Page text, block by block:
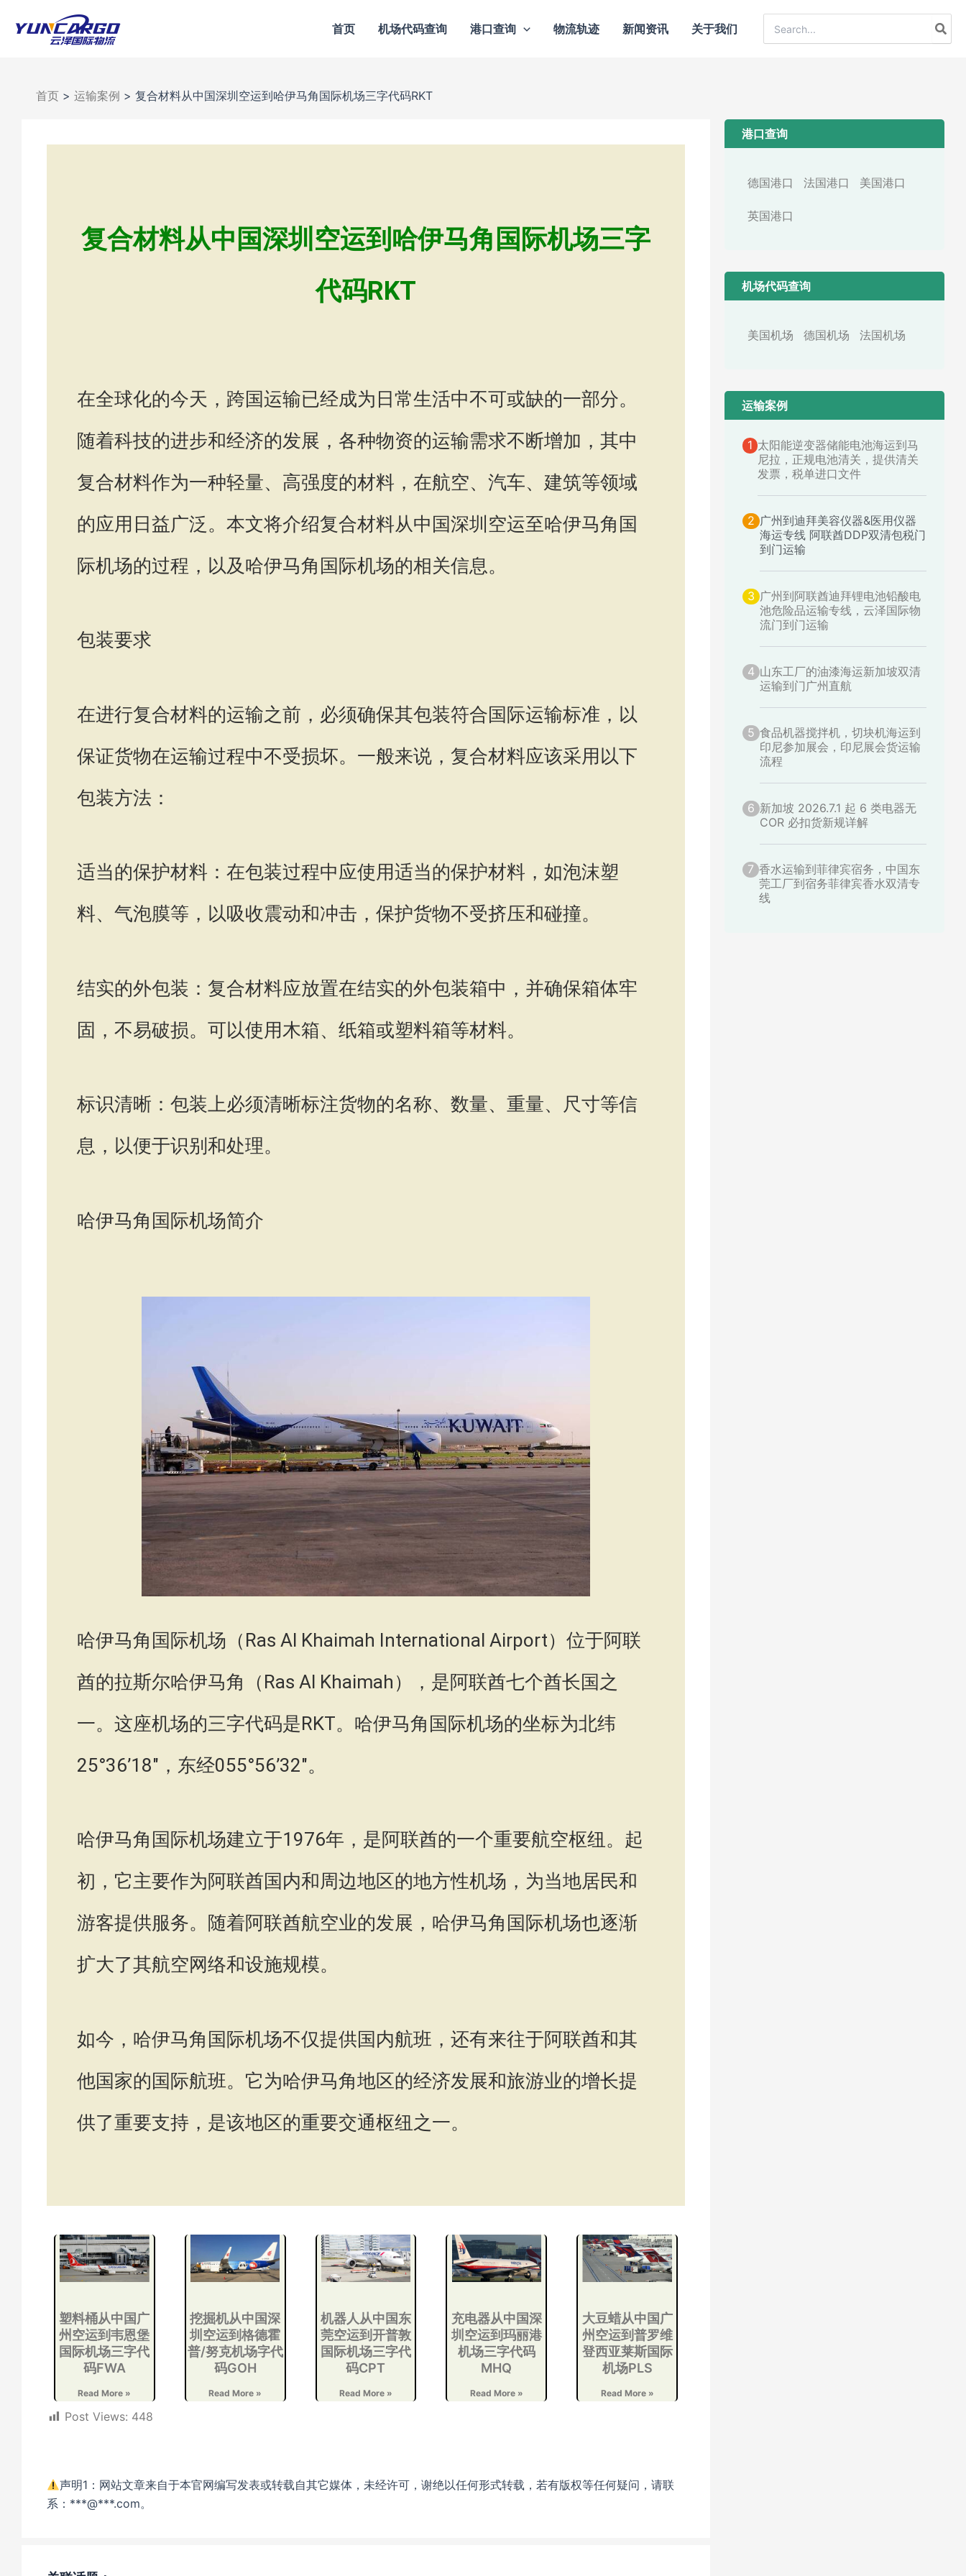
首页 机场代码查询 港口查询 物流轨迹 新闻资讯 关于我们
for:
首页 > 运输案例 > 复合材料从中国深圳空运到哈伊马角国际机场三字代码RKT
复合材料从中国深圳空运到哈伊马角国际机场三字
代码RKT
在全球化的今天，跨国运输已经成为日常生活中不可或缺的一部分。
随着科技的进步和经济的发展，各种物资的运输需求不断增加，其中
复合材料作为一种轻量、高强度的材料，在航空、汽车、建筑等领域
的应用日益广泛。本文将介绍复合材料从中国深圳空运至哈伊马角国
际机场的过程，以及哈伊马角国际机场的相关信息。
包装要求
在进行复合材料的运输之前，必须确保其包装符合国际运输标准，以
保证货物在运输过程中不受损坏。一般来说，复合材料应该采用以下
包装方法：
适当的保护材料：在包装过程中应使用适当的保护材料，如泡沫塑
料、气泡膜等，以吸收震动和冲击，保护货物不受挤压和碰撞。
结实的外包装：复合材料应放置在结实的外包装箱中，并确保箱体牢
固，不易破损。可以使用木箱、纸箱或塑料箱等材料。
标识清晰：包装上必须清晰标注货物的名称、数量、重量、尺寸等信
息，以便于识别和处理。
哈伊马角国际机场简介
哈伊马角国际机场（Ras Al Khaimah International Airport）位于阿联
酋的拉斯尔哈伊马角（Ras Al Khaimah），是阿联酋七个酋长国之
一。这座机场的三字代码是RKT。哈伊马角国际机场的坐标为北纬
25°36’18″，东经055°56’32″。
哈伊马角国际机场建立于1976年，是阿联酋的一个重要航空枢纽。起
初，它主要作为阿联酋国内和周边地区的地方性机场，为当地居民和
游客提供服务。随着阿联酋航空业的发展，哈伊马角国际机场也逐渐
扩大了其航空网络和设施规模。
如今，哈伊马角国际机场不仅提供国内航班，还有来往于阿联酋和其
他国家的国际航班。它为哈伊马角地区的经济发展和旅游业的增长提
供了重要支持，是该地区的重要交通枢纽之一。
塑料桶从中国广
州空运到韦恩堡
国际机场三字代
码FWA
Read More »
挖掘机从中国深
圳空运到格德霍
普/努克机场字代
码GOH
Read More »
机器人从中国东
莞空运到开普敦
国际机场三字代
码CPT
Read More »
充电器从中国深
圳空运到玛丽港
机场三字代码
MHQ
Read More »
大豆蜡从中国广
州空运到普罗维
登西亚莱斯国际
机场PLS
Read More »
Post Views: 448
声明1：网站文章来自于本官网编写发表或转载自其它媒体，未经许可，谢绝以任何形式转载，若有版权等任何疑问，请联
系：***@***.com。
港口查询
德国港口 法国港口 美国港口
英国港口
机场代码查询
美国机场 德国机场 法国机场
运输案例​
1 太阳能逆变器储能电池海运到马
尼拉，正规电池清关，提供清关
发票，税单进口文件
2 广州到迪拜美容仪器&医用仪器
海运专线 阿联酋DDP双清包税门
到门运输
3 广州到阿联酋迪拜锂电池铅酸电
池危险品运输专线，云泽国际物
流门到门运输
4 山东工厂的油漆海运新加坡双清
运输到门广州直航
5 食品机器搅拌机，切块机海运到
印尼参加展会，印尼展会货运输
流程
6 新加坡 2026.7.1 起 6 类电器无
COR 必扣货新规详解
7 香水运输到菲律宾宿务，中国东
莞工厂到宿务菲律宾香水双清专
线